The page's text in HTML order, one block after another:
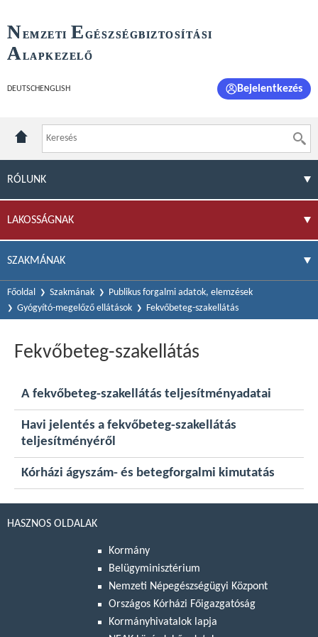
NEMZETI E GÉSZSÉGBIZTOSÍTÁSI
ALAPKEZELŐ
DEUTSCH ENGLISH Bejelentkezés
RÓLUNK
LAKOSSÁGNAK
SZAKMÁNAK
Főoldal Szakmának
Publikus forgalmi adatok, elemzések
Gyógyító-megelőző ellátások
Fekvőbeteg-szakellátás
Fekvőbeteg-szakellátás
A fekvőbeteg-szakellátás teljesítményadatai
Havi jelentés a fekvőbeteg-szakellátás
teljesítményéről
Kórházi ágyszám- és betegforgalmi kimutatás
HASZNOS OLDALAK
Kormány
Belügyminisztérium
Nemzeti Népegészségügyi Központ
Országos Kórházi Főigazgatóság
Kormányhivatalok lapja